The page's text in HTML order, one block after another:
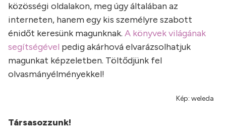
közösségi oldalakon, meg úgy általában az
interneten, hanem egy kis személyre szabott
énidőt keresünk magunknak. A könyvek világának
segítségével pedig akárhová elvarázsolhatjuk
magunkat képzeletben. Töltődjünk fel
olvasmányélményekkel!
Kép: weleda
Társasozzunk!